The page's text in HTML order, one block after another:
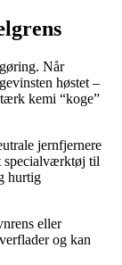
Når
høstet –
kemi “koge”
jernfjernere
specialværktøj til
hurtig
eller
og kan